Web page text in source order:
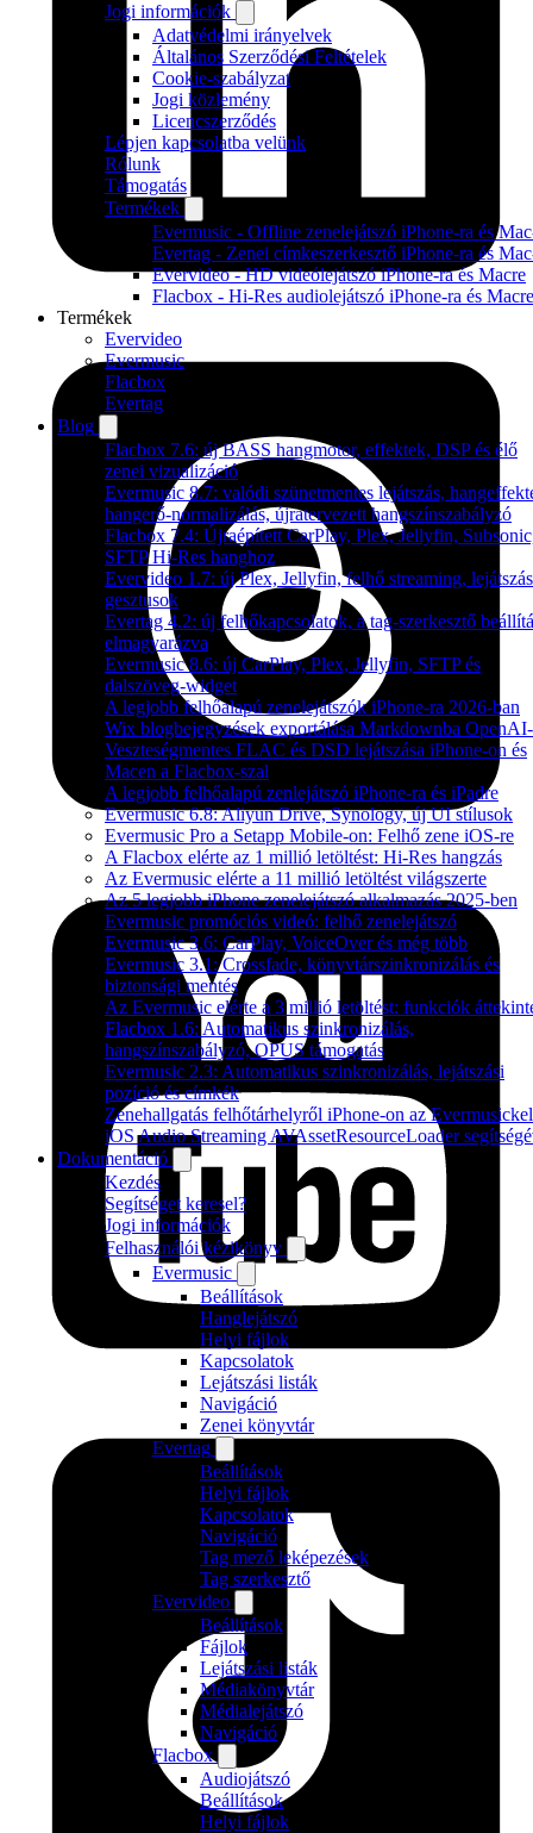
Jogi információk
Adatvédelmi irányelvek
Általános Szerződési Feltételek
Cookie-szabályzat
Jogi közlemény
Licencszerződés
Lépjen kapcsolatba velünk
Rólunk
Támogatás
Termékek
Evermusic - Offline zenelejátszó iPhone-ra és
Evertag - Zenei címkeszerkesztő iPhone-ra és
Evervideo - HD videólejátszó iPhone-ra és Macre
Flacbox - Hi-Res audiolejátszó iPhone-ra és Macre
Termékek
Evervideo
Evermusic
Flacbox
Evertag
Blog
Flacbox 7.6: új BASS hangmotor, effektek, DSP és élő
zenei vizualizáció
Evermusic 8.7: valódi szünetmentes lejátszás,
hangerő-normalizálás, újratervezett hangszínszabályzó
Flacbox 7.4: Újraépített CarPlay, Plex, Jellyfin,
SFTP Hi-Res hanghoz
Evervideo 1.7: új Plex, Jellyfin, felhő streaming,
gesztusok
Evertag 4.2: új felhőkapcsolatok, a tag-szerkesztő
elmagyarázva
Evermusic 8.6: új CarPlay, Plex, Jellyfin, SFTP és
dalszöveg-widget
A legjobb felhőalapú zenelejátszók iPhone-ra 2026-ban
Wix blogbejegyzések exportálása Markdownba
Veszteségmentes FLAC és DSD lejátszása iPhone-on és
Macen a Flacbox-szal
A legjobb felhőalapú zenlejátszó iPhone-ra és iPadre
Evermusic 6.8: Aliyun Drive, Synology, új UI stílusok
Evermusic Pro a Setapp Mobile-on: Felhő zene iOS-re
A Flacbox elérte az 1 millió letöltést: Hi-Res hangzás
Az Evermusic elérte a 11 millió letöltést világszerte
Az 5 legjobb iPhone zenelejátszó alkalmazás 2025-ben
Evermusic promóciós videó: felhő zenelejátszó
Evermusic 3.6: CarPlay, VoiceOver és még több
Evermusic 3.1: Crossfade, könyvtárszinkronizálás és
biztonsági mentés
Az Evermusic elérte a 3 millió letöltést: funkciók
Flacbox 1.6: Automatikus szinkronizálás,
hangszínszabályzó, OPUS támogatás
Evermusic 2.3: Automatikus szinkronizálás, lejátszási
pozíció és címkék
Zenehallgatás felhőtárhelyről iPhone-on az Evermusickel
iOS Audio Streaming AVAssetResourceLoader
Dokumentáció
Kezdés
Segítséget keresel?
Jogi információk
Felhasználói kézikönyv
Evermusic
Beállítások
Hanglejátszó
Helyi fájlok
Kapcsolatok
Lejátszási listák
Navigáció
Zenei könyvtár
Evertag
Beállítások
Helyi fájlok
Kapcsolatok
Navigáció
Tag mező leképezések
Tag szerkesztő
Evervideo
Beállítások
Fájlok
Lejátszási listák
Médiakönyvtár
Médialejátszó
Navigáció
Flacbox
Audiojátszó
Beállítások
Helyi fájlok